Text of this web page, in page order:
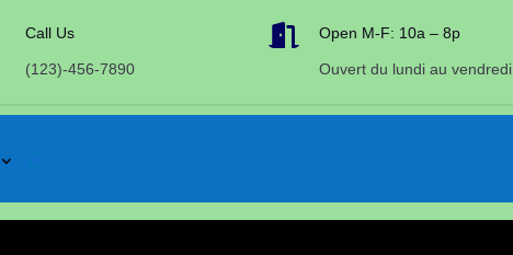
Call Us
(123)-456-7890
 Open M-F: 10a – 8p
Ouvert du lundi au vendredi